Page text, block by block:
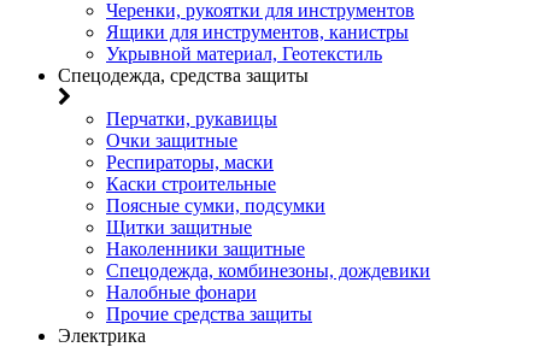
Черенки, рукоятки для инструментов
Ящики для инструментов, канистры
Укрывной материал, Геотекстиль
Спецодежда, средства защиты
Перчатки, рукавицы
Очки защитные
Респираторы, маски
Каски строительные
Поясные сумки, подсумки
Щитки защитные
Наколенники защитные
Спецодежда, комбинезоны, дождевики
Налобные фонари
Прочие средства защиты
Электрика